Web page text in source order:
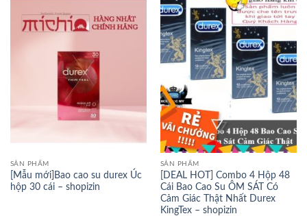
SẢN PHẨM
[Mẫu mới]Bao cao su durex Úc
hộp 30 cái – shopizin
SẢN PHẨM
[DEAL HOT] Combo 4 Hộp 48
Cái Bao Cao Su ÔM SÁT Có
Cảm Giác Thật Nhất Durex
KingTex – shopizin